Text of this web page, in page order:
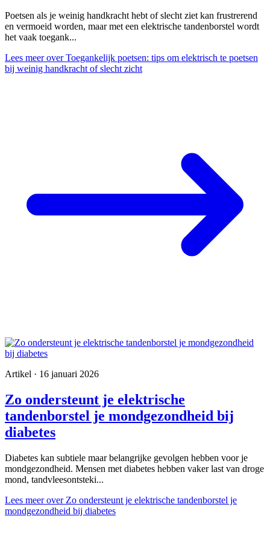
Poetsen als je weinig handkracht hebt of slecht ziet kan frustrerend
en vermoeid worden, maar met een elektrische tandenborstel wordt
het vaak toegank...
Lees meerover Toegankelijk poetsen: tips om elektrisch te poetsen
bij weinig handkracht of slecht zicht
Artikel · 16 januari 2026
Zo ondersteunt je elektrische
tandenborstel je mondgezondheid bij
diabetes
Diabetes kan subtiele maar belangrijke gevolgen hebben voor je
mondgezondheid. Mensen met diabetes hebben vaker last van droge
mond, tandvleesontsteki...
Lees meerover Zo ondersteunt je elektrische tandenborstel je
mondgezondheid bij diabetes